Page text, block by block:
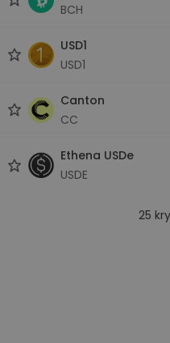
BCH
USD1
USD1
Canton
CC
Ethena USDe
USDE
25